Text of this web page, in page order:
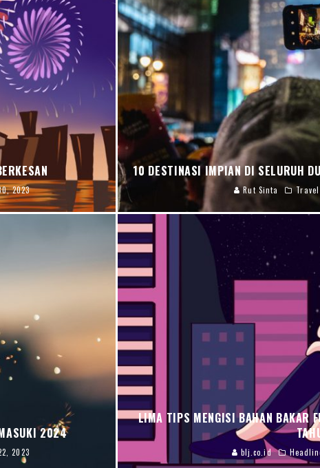
2023
10 DESTINASI IMPIAN DI SELURUH
Rut Sinta Travel
2024
2023
LIMA TIPS MENGISI BAHAN BAKAR
blj.co.id